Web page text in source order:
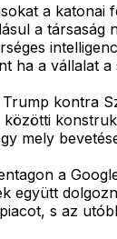
a
a
ha a vállalat
kontra
mely
a
s az